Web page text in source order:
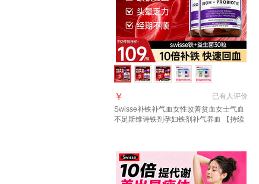
已有人评价
￥
Swisse补铁补气血女性改善贫血女士气血
不足斯维诗铁剂孕妇铁剂补气养血 【持续